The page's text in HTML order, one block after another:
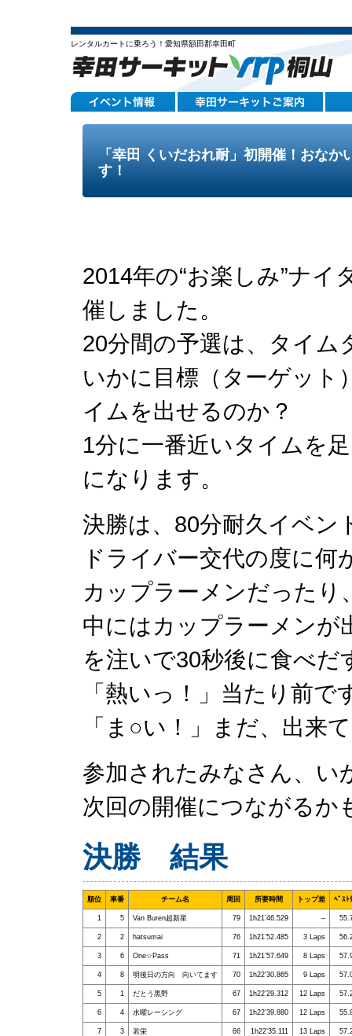
レンタルカートに乗ろう！愛知県額田郡幸田町
「幸田 くいだおれ耐」初開催！おなか
す！
2014年の“お楽しみ”ナイ
催しました。
20分間の予選は、タイム
いかに目標（ターゲット
イムを出せるのか？
1分に一番近いタイムを
になります。
決勝は、80分耐久イベン
ドライバー交代の度に
カップラーメンだったり
中にはカップラーメンが
を注いで30秒後に食べだ
「熱いっ！」当たり前
「ま○い！」まだ、出来
参加されたみなさん、い
次回の開催につながるか
決勝 結果
順位 車番 チーム名 周回 所要時間 トップ差 ﾍﾞｽﾄ
1 5 Van Buren超新星 79 1h21’46.529 –
2 2 hatsumai 76 1h21’52.485 3 Laps
3 6 One☆Pass 71 1h21’57.649 8 Laps
4 8 明後日の方向 向いてます 70 1h22’30.865 9 Laps
5 1 だとう黒野 67 1h22’29.312 12 Laps
6 4 水曜レーシング 67 1h22’39.880 12 Laps
7 3 若栄 66 1h22’35.111 13 Laps